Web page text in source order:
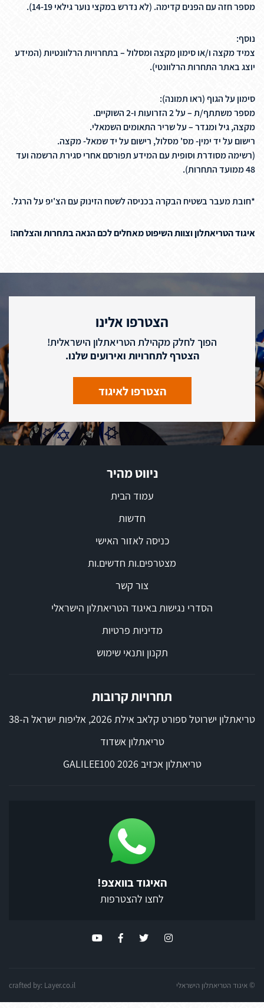
מספר חזה עם הפנים קדימה. (לא נדרש במקצי נוער גילאי 14-19).
נוסף:
צמיד מקצה ו/או סימון מקצה ומסלול – בתחרויות הרלוונטיות (המידע
יוצג באתר התחרות הרלוונטי).
סימון על הגוף (ראו תמונה):
מספר משתתף/ת – על 2 הזרועות ו-2 השוקיים.
מקצה, גיל ומגדר – על שריר התאומים השמאלי.
רישום על יד ימין- מס' מסלול, רישום על יד שמאל- מקצה.
(רשימה מסודרת וסופית עם המידע תפורסם אחרי סגירת הרשמה ועד
48 ממועד התחרות).
*חובת מעבר בשטיח הבקרה בכניסה לשטח הזינוק עם הצ'יפ על הרגל.
איגוד הטריאתלון וצוות השיפוט מאחלים לכם הנאה בתחרות והצלחה!
הצטרפו אלינו
הפוך לחלק מקהילת הטריאתלון הישראלית!
הצטרף לתחרויות ואירועים שלנו.
הצטרפו לאיגוד
ניווט מהיר
עמוד הבית
חדשות
כניסה לאזור האישי
מצטרפים.ות חדשים.ות
צור קשר
הסדרי נגישות באיגוד הטריאתלון הישראלי
מדיניות פרטיות
תקנון ותנאי שימוש
תחרויות קרובות
טריאתלון ישרוטל ספורט קלאב אילת 2026, אליפות ישראל ה-38
טריאתלון אשדוד
טריאתלון אכזיב 2026 GALILEE100
האיגוד בוואצפ!
לחצו להצטרפות
© איגוד הטריאתלון הישראלי crafted by: Layer.co.il